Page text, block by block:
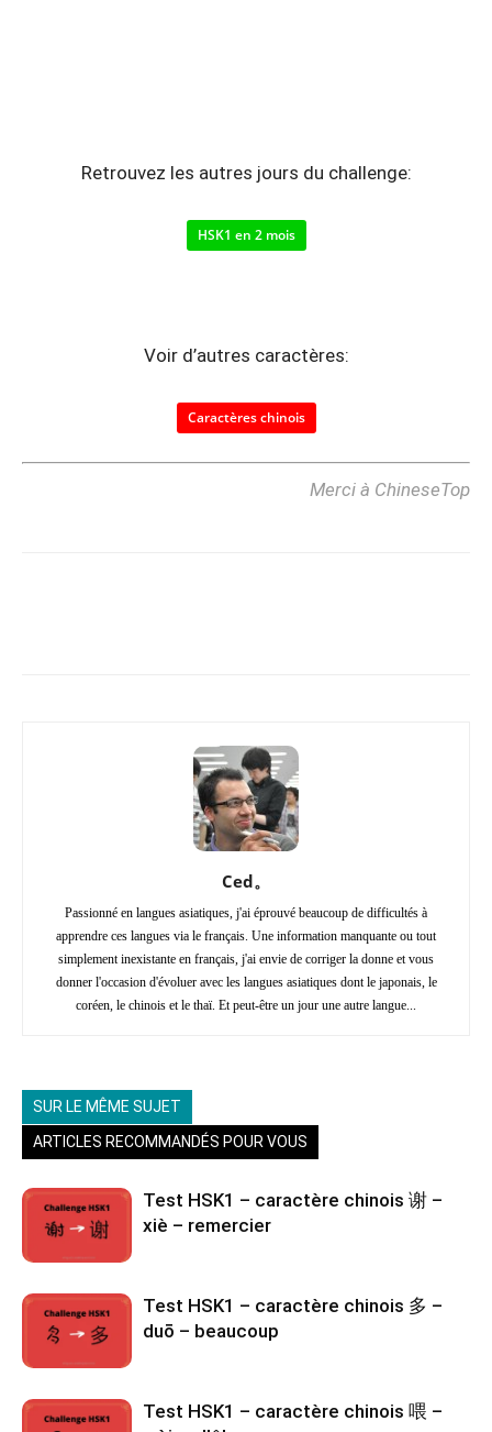
Retrouvez les autres jours du challenge:
HSK1 en 2 mois
Voir d’autres caractères:
Caractères chinois
Merci à ChineseTop
Ced。
Passionné en langues asiatiques, j'ai éprouvé beaucoup de difficultés à
apprendre ces langues via le français. Une information manquante ou tout
simplement inexistante en français, j'ai envie de corriger la donne et vous
donner l'occasion d'évoluer avec les langues asiatiques dont le japonais, le
coréen, le chinois et le thaï. Et peut-être un jour une autre langue...
SUR LE MÊME SUJET
ARTICLES RECOMMANDÉS POUR VOUS
Test HSK1 – caractère chinois 谢 –
xiè – remercier
Test HSK1 – caractère chinois 多 –
duō – beaucoup
Test HSK1 – caractère chinois 喂 –